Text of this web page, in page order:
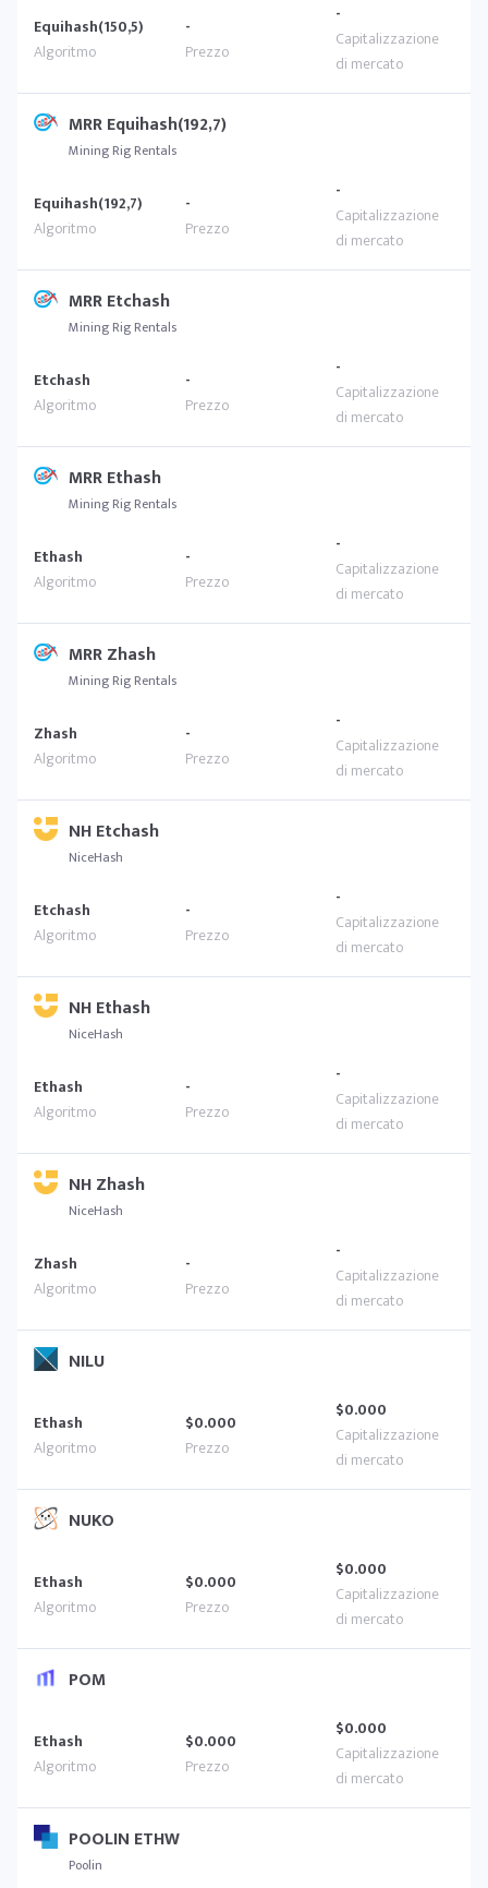
Equihash(150,5) - -
MRR Equihash(192,7)
Mining Rig Rentals
Equihash(192,7) - -
MRR Etchash
Mining Rig Rentals
Etchash - -
MRR Ethash
Mining Rig Rentals
Ethash - -
MRR Zhash
Mining Rig Rentals
Zhash - -
NH Etchash
NiceHash
Etchash - -
NH Ethash
NiceHash
Ethash - -
NH Zhash
NiceHash
Zhash - -
NILU
Ethash $0.000 $0.000
NUKO
Ethash $0.000 $0.000
POM
Ethash $0.000 $0.000
POOLIN ETHW
Poolin